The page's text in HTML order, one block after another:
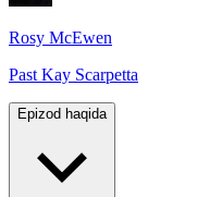
Rosy McEwen
Past Kay Scarpetta
Epizod haqida